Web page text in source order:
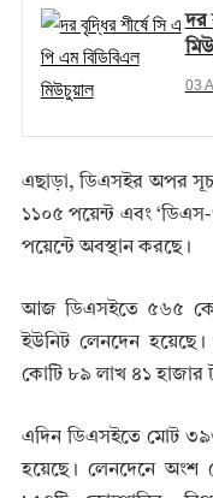
দর
03
এছাড়া, ডিএসইর অপর
১১০৫ পয়েন্ট এবং
পয়েন্টে অবস্থান করছে।
আজ ডিএসইতে ৫৬৫
ইউনিট লেনদেন
কোটি ৮৯ লাখ ৪১ হাজার
এদিন ডিএসইতে মোট
হয়েছে। লেনদেনে অংশ